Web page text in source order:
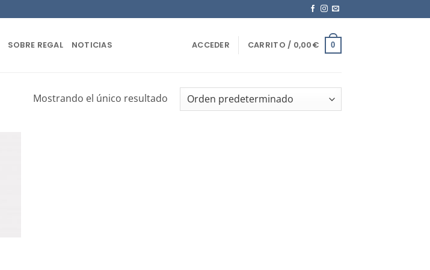
SOBRE REGAL NOTICIAS ACCEDER CARRITO / 0,00€ 0
Mostrando el único resultado